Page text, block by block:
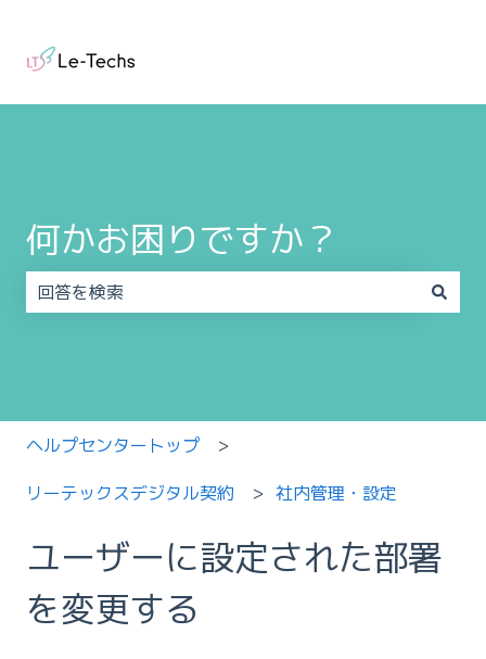
何かお困りですか？
ヘルプセンタートップ
リーテックスデジタル契約 社内管理・設定
ユーザーに設定された部署
を変更する